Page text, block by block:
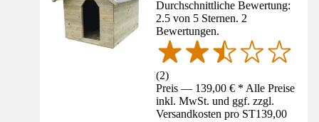
Durchschnittliche Bewertung:
2.5 von 5 Sternen. 2
Bewertungen.
(2)
Preis — 139,00 € * Alle Preise
inkl. MwSt. und ggf. zzgl.
Versandkosten pro ST139,00